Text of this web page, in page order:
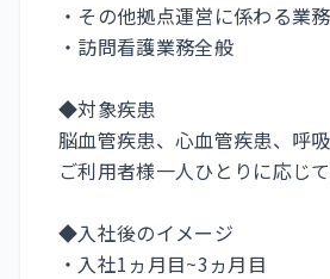
・その他拠点運営に係わる業務
・訪問看護業務全般
◆対象疾患
脳血管疾患、心血管疾患、呼
ご利用者様一人ひとりに応じ
◆入社後のイメージ
・入社1ヵ月目~3ヵ月目